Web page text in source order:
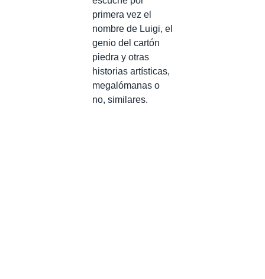
primera vez el
nombre de Luigi, el
genio del cartón
piedra y otras
historias artísticas,
megalómanas o
no, similares.